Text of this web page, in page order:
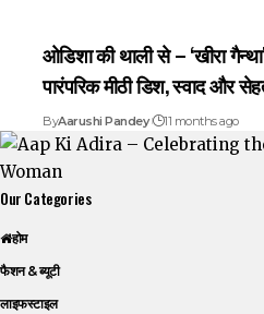
ओडिशा की थाली से – ‘खीरा
पारंपरिक मीठी डिश, स्वाद और
ByAarushi Pandey 11 months ago
Our Categories
होम
फैशन & ब्यूटी
लाइफस्टाइल